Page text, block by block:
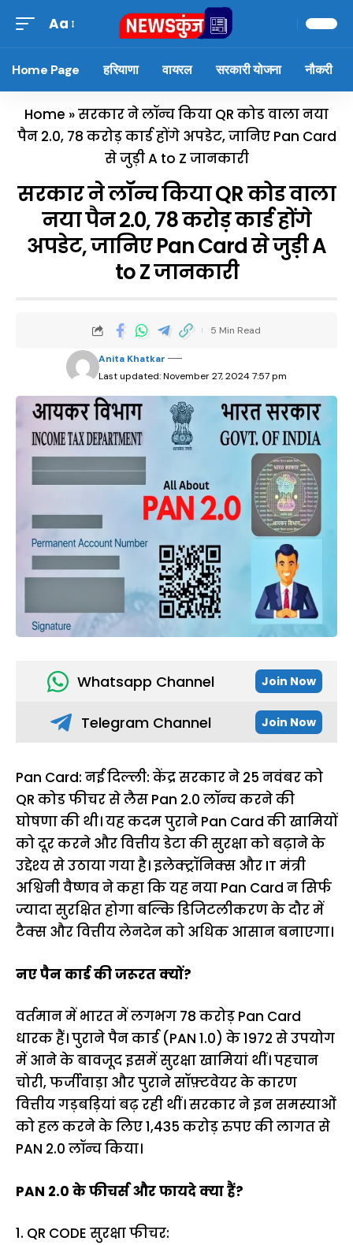
Aa
Home Page हरियाणा वायरल सरकारी योजना नौकरी
Home »सरकार ने लॉन्च किया QR कोड वाला नया
पैन 2.0, 78 करोड़ कार्ड होंगे अपडेट, जानिए Pan Card
से जुड़ी A to Z जानकारी
सरकार ने लॉन्च किया QR कोड वाला
नया पैन 2.0, 78 करोड़ कार्ड होंगे
अपडेट, जानिए Pan Card से जुड़ी A
to Z जानकारी
Last updated: November 27, 2024 7:57 pm
Anita Khatkar
5 Min Read
Whatsapp Channel Join Now
Telegram Channel Join Now
Pan Card: नई दिल्ली: केंद्र सरकार ने 25 नवंबर को
QR कोड फीचर से लैस Pan 2.0 लॉन्च करने की
घोषणा की थी। यह कदम पुराने Pan Card की खामियों
को दूर करने और वित्तीय डेटा की सुरक्षा को बढ़ाने के
उद्देश्य से उठाया गया है। इलेक्ट्रॉनिक्स और IT मंत्री
अश्विनी वैष्णव ने कहा कि यह नया Pan Card न सिर्फ
ज्यादा सुरक्षित होगा बल्कि डिजिटलीकरण के दौर में
टैक्स और वित्तीय लेनदेन को अधिक आसान बनाएगा।
नए पैन कार्ड की जरूरत क्यों?
वर्तमान में भारत में लगभग 78 करोड़ Pan Card
धारक हैं। पुराने पैन कार्ड (PAN 1.0) के 1972 से उपयोग
में आने के बावजूद इसमें सुरक्षा खामियां थीं। पहचान
चोरी, फर्जीवाड़ा और पुराने सॉफ़्टवेयर के कारण
वित्तीय गड़बड़ियां बढ़ रही थीं। सरकार ने इन समस्याओं
को हल करने के लिए 1,435 करोड़ रुपए की लागत से
PAN 2.0 लॉन्च किया।
PAN 2.0 के फीचर्स और फायदे क्या हैं?
1. QR CODE सुरक्षा फीचर: